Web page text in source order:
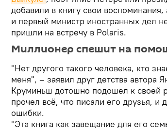
добавили в книгу свои
и первый министр иностранных дел
пришли на встречу в Polaris.
Миллионер спешит на
"Нет другого такого человека, кто
меня", – заявил друг детства автора
Круминьш дотошно подошел к своей
прочел всё, что писали его друзья,
ошибки.
"Эта книга как завещание для его